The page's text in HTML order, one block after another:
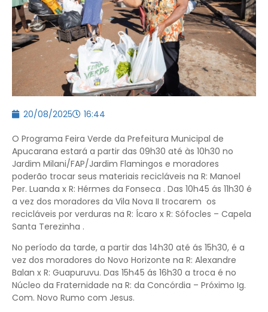
20/08/2025 16:44
O Programa Feira Verde da Prefeitura Municipal de
Apucarana estará a partir das 09h30 até às 10h30 no
Jardim Milani/FAP/Jardim Flamingos e moradores
poderão trocar seus materiais recicláveis na R: Manoel
Per. Luanda x R: Hérmes da Fonseca . Das 10h45 ás 11h30 é
a vez dos moradores da Vila Nova II trocarem os
recicláveis por verduras na R: Ícaro x R: Sófocles – Capela
Santa Terezinha .
No período da tarde, a partir das 14h30 até ás 15h30, é a
vez dos moradores do Novo Horizonte na R: Alexandre
Balan x R: Guapuruvu. Das 15h45 ás 16h30 a troca é no
Núcleo da Fraternidade na R: da Concórdia – Próximo Ig.
Com. Novo Rumo com Jesus.